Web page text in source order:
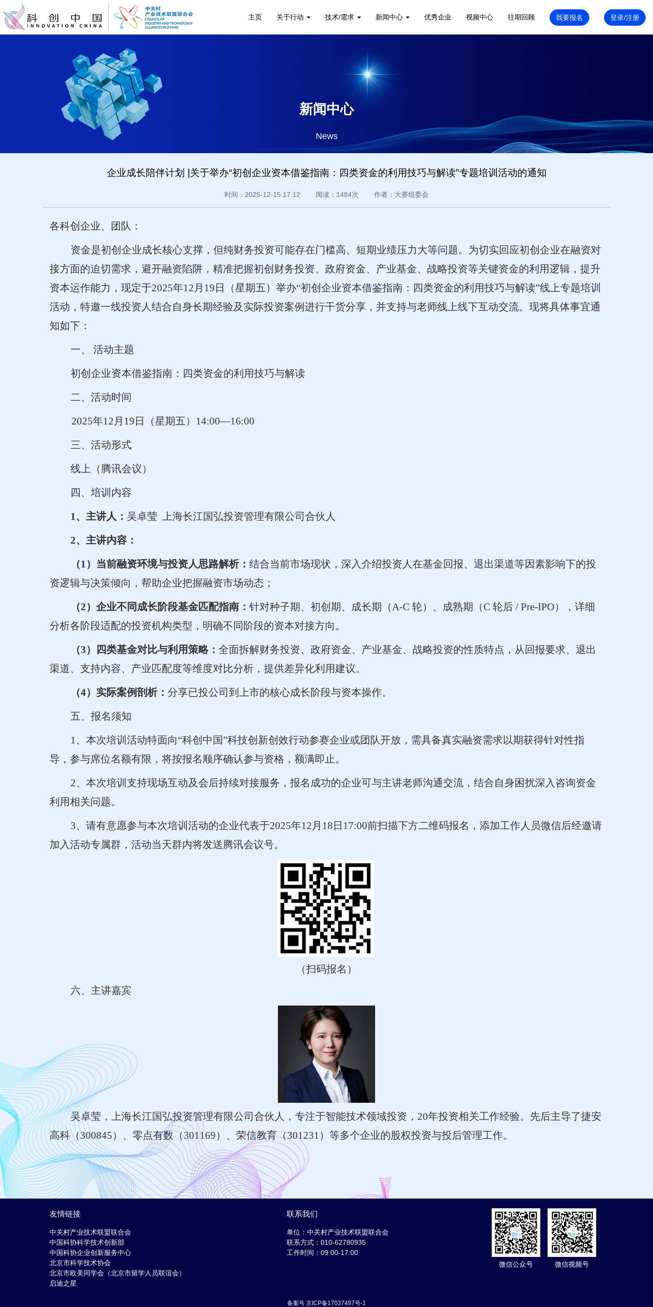
主页 关于行动 技术/需求 新闻中心 优秀企业 视频中心 往期回顾
新闻中心
News
企业成长陪伴计划 |关于举办“初创企业资本借鉴指南：四类资金的利用技巧与解读”专题培训活动的通知
时间：2025-12-15 17:12 阅读：1484次 作者：大赛组委会
各科创企业、团队：
资金是初创企业成长核心支撑，但纯财务投资可能存在门槛高、短期业绩压力大等问题。为切实回应初创企业在融资对
接方面的迫切需求，避开融资陷阱，精准把握初创财务投资、政府资金、产业基金、战略投资等关键资金的利用逻辑，提升
资本运作能力，现定于2025年12月19日（星期五）举办“初创企业资本借鉴指南：四类资金的利用技巧与解读”线上专题培训
活动，特邀一线投资人结合自身长期经验及实际投资案例进行干货分享，并支持与老师线上线下互动交流。现将具体事宜通
知如下：
一、 活动主题
初创企业资本借鉴指南：四类资金的利用技巧与解读
二、活动时间
2025年12月19日（星期五）14:00—16:00
三、活动形式
线上（腾讯会议）
四、培训内容
1、主讲人： 吴卓莹 上海长江国弘投资管理有限公司合伙人
2、主讲内容：
（1）当前融资环境与投资人思路解析： 结合当前市场现状，深入介绍投资人在基金回报、退出渠道等因素影响下的投
资逻辑与决策倾向，帮助企业把握融资市场动态；
（2）企业不同成长阶段基金匹配指南： 针对种子期、初创期、成长期（A-C 轮）、成熟期（C 轮后 / Pre-IPO），详细
分析各阶段适配的投资机构类型，明确不同阶段的资本对接方向。
（3）四类基金对比与利用策略： 全面拆解财务投资、政府资金、产业基金、战略投资的性质特点，从回报要求、退出
渠道、支持内容、产业匹配度等维度对比分析，提供差异化利用建议。
（4）实际案例剖析： 分享已投公司到上市的核心成长阶段与资本操作。
五、报名须知
1、本次培训活动特面向“科创中国”科技创新创效行动参赛企业或团队开放，需具备真实融资需求以期获得针对性指
导，参与席位名额有限，将按报名顺序确认参与资格，额满即止。
2、本次培训支持现场互动及会后持续对接服务 ，报名成功的企业可与主讲老师沟通交流 ，结合自身困扰深入咨询资金
利用相关问题。
3、请有意愿参与本次培训活动的企业代表于2025年12月18 日 17:00前扫描下方二维码报名，添加工作人员微信后经邀请
加入活动专属群，活动当天群内将发送腾讯会议号。
（扫码报名）
六、主讲嘉宾
吴卓莹，上海长江国弘投资管理有限公司合伙人，专注于智能技术领域投资， 20年投资相关工作经验。先后主导了捷安
高科（300845）、零点有数（301169）、荣信教育（301231）等多个企业的股权投资与投后管理工作。
友情链接
中关村产业技术联盟联合会
中国科协科学技术创新部
中国科协企业创新服务中心
北京市科学技术协会
北京市欧美同学会（北京市留学人员联谊会）
启迪之星
联系我们
单位：中关村产业技术联盟联合会
联系方式：010-62780935
工作时间：09:00-17:00
微信视频号
微信公众号
备案号 京ICP备17037497号-1